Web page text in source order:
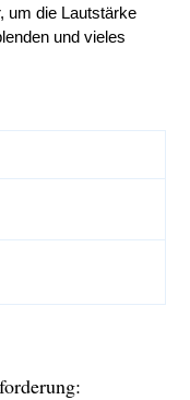
um die Lautstärke
und vieles